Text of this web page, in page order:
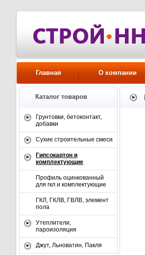
Главная О компании
Каталог товаров
Грунтовки, бетоконтакт,
добавки
Сухие строительные смеси
Гипсокартон и
комплектующие
Профиль оцинкованный
для гкл и комплектующие
ГКЛ, ГКЛВ, ГВЛВ, элемент
пола
Утеплители,
пароизоляция
Джут, Льноватин, Пакля